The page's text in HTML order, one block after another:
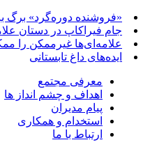
«فروشنده دوره‌گرد» برگ
جام فیراکاپ در دستان
علامه‌ای‌ها غیرممکن را ممکن
ایده‌های داغ تابستانی
معرفی مجتمع
اهداف و چشم انداز ها
پیام مدیران
استخدام و همکاری
ارتباط با ما